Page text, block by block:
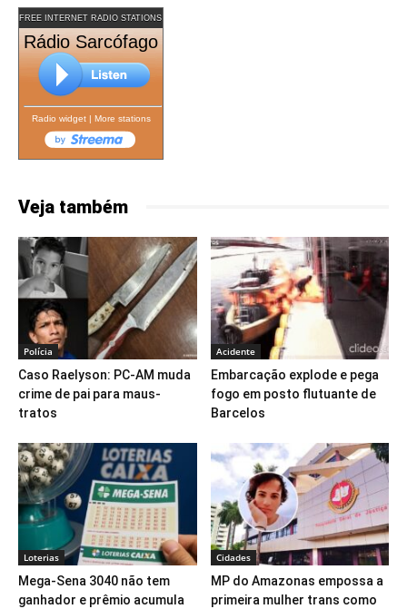
FREE INTERNET RADIO STATIONS
Rádio Sarcófago
Radio widget| More stations
Veja também
Polícia
Caso Raelyson: PC-AM muda
crime de pai para maus-
tratos
Acidente
Embarcação explode e pega
fogo em posto flutuante de
Barcelos
Loterias
Mega-Sena 3040 não tem
ganhador e prêmio acumula
Cidades
MP do Amazonas empossa a
primeira mulher trans como